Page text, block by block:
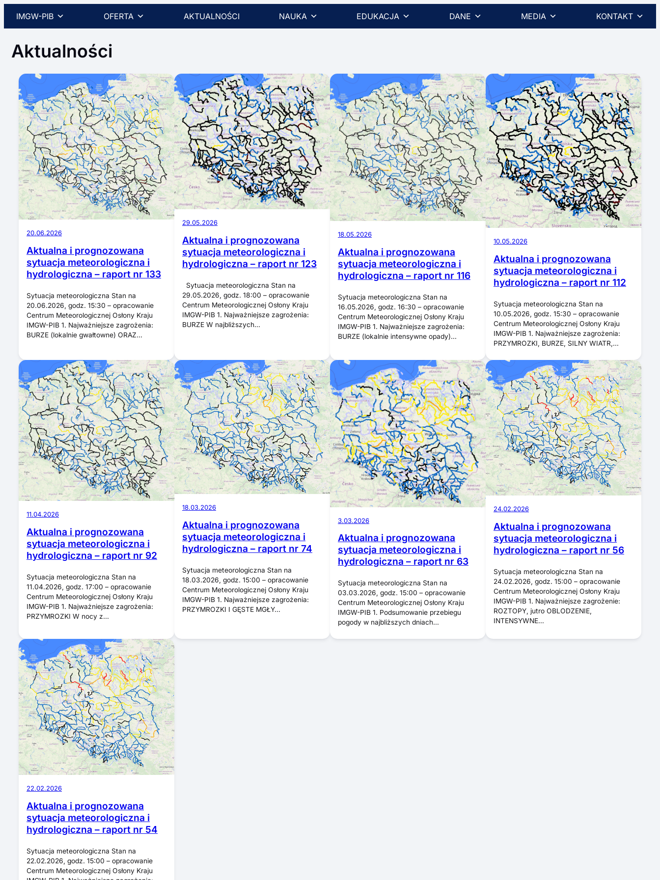
treści
IMGW-PIB OFERTA AKTUALNOŚCI NAUKA EDUKACJA DANE MEDIA KONTAKT
Aktualności
20.06.2026
Aktualna i prognozowana
sytuacja meteorologiczna i
hydrologiczna – raport nr 133
Sytuacja meteorologiczna Stan na
20.06.2026, godz. 15:30 – opracowanie
Centrum Meteorologicznej Osłony Kraju
IMGW-PIB 1. Najważniejsze zagrożenia:
BURZE (lokalnie gwałtowne) ORAZ…
29.05.2026
Aktualna i prognozowana
sytuacja meteorologiczna i
hydrologiczna – raport nr 123
Sytuacja meteorologiczna Stan na
29.05.2026, godz. 18:00 – opracowanie
Centrum Meteorologicznej Osłony Kraju
IMGW-PIB 1. Najważniejsze zagrożenia:
BURZE W najbliższych…
18.05.2026
Aktualna i prognozowana
sytuacja meteorologiczna i
hydrologiczna – raport nr 116
Sytuacja meteorologiczna Stan na
16.05.2026, godz. 16:30 – opracowanie
Centrum Meteorologicznej Osłony Kraju
IMGW-PIB 1. Najważniejsze zagrożenia:
BURZE (lokalnie intensywne opady)…
10.05.2026
Aktualna i prognozowana
sytuacja meteorologiczna i
hydrologiczna – raport nr 112
Sytuacja meteorologiczna Stan na
10.05.2026, godz. 15:30 – opracowanie
Centrum Meteorologicznej Osłony Kraju
IMGW-PIB 1. Najważniejsze zagrożenia:
PRZYMROZKI, BURZE, SILNY WIATR,…
11.04.2026
Aktualna i prognozowana
sytuacja meteorologiczna i
hydrologiczna – raport nr 92
Sytuacja meteorologiczna Stan na
11.04.2026, godz. 17:00 – opracowanie
Centrum Meteorologicznej Osłony Kraju
IMGW-PIB 1. Najważniejsze zagrożenia:
PRZYMROZKI W nocy z…
18.03.2026
Aktualna i prognozowana
sytuacja meteorologiczna i
hydrologiczna – raport nr 74
Sytuacja meteorologiczna Stan na
18.03.2026, godz. 15:00 – opracowanie
Centrum Meteorologicznej Osłony Kraju
IMGW-PIB 1. Najważniejsze zagrożenia:
PRZYMROZKI I GĘSTE MGŁY…
3.03.2026
Aktualna i prognozowana
sytuacja meteorologiczna i
hydrologiczna – raport nr 63
Sytuacja meteorologiczna Stan na
03.03.2026, godz. 15:00 – opracowanie
Centrum Meteorologicznej Osłony Kraju
IMGW-PIB 1. Podsumowanie przebiegu
pogody w najbliższych dniach…
24.02.2026
Aktualna i prognozowana
sytuacja meteorologiczna i
hydrologiczna – raport nr 56
Sytuacja meteorologiczna Stan na
24.02.2026, godz. 15:00 – opracowanie
Centrum Meteorologicznej Osłony Kraju
IMGW-PIB 1. Najważniejsze zagrożenie:
ROZTOPY, jutro OBLODZENIE,
INTENSYWNE…
22.02.2026
Aktualna i prognozowana
sytuacja meteorologiczna i
hydrologiczna – raport nr 54
Sytuacja meteorologiczna Stan na
22.02.2026, godz. 15:00 – opracowanie
Centrum Meteorologicznej Osłony Kraju